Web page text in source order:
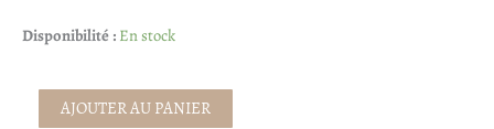
Disponibilité : En stock
quantité
Créoles
AJOUTER AU PANIER